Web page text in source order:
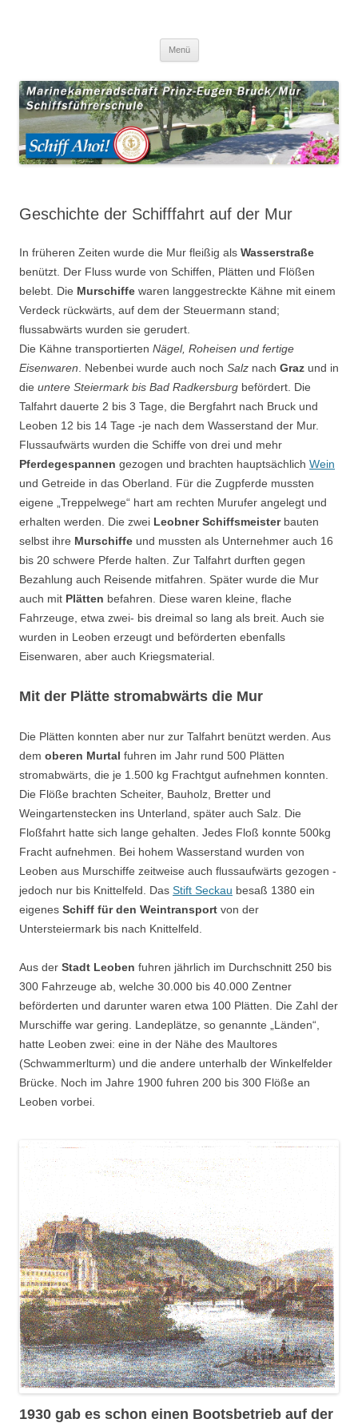
Menü
Geschichte der Schifffahrt auf der Mur
In früheren Zeiten wurde die Mur fleißig als Wasserstraße
benützt. Der Fluss wurde von Schiffen, Plätten und Flößen
belebt. Die Murschiffe waren langgestreckte Kähne mit einem
Verdeck rückwärts, auf dem der Steuermann stand;
flussabwärts wurden sie gerudert.
Die Kähne transportierten Nägel, Roheisen und fertige
Eisenwaren . Nebenbei wurde auch noch Salz nach Graz und in
die untere Steiermark bis Bad Radkersburg befördert. Die
Talfahrt dauerte 2 bis 3 Tage, die Bergfahrt nach Bruck und
Leoben 12 bis 14 Tage -je nach dem Wasserstand der Mur.
Flussaufwärts wurden die Schiffe von drei und mehr
Pferdegespannen gezogen und brachten hauptsächlich Wein
und Getreide in das Oberland. Für die Zugpferde mussten
eigene „Treppelwege“ hart am rechten Murufer angelegt und
erhalten werden. Die zwei Leobner Schiffsmeisterbauten
selbst ihre Murschiffe und mussten als Unternehmer auch 16
bis 20 schwere Pferde halten. Zur Talfahrt durften gegen
Bezahlung auch Reisende mitfahren. Später wurde die Mur
auch mit Plätten befahren. Diese waren kleine, flache
Fahrzeuge, etwa zwei- bis dreimal so lang als breit. Auch sie
wurden in Leoben erzeugt und beförderten ebenfalls
Eisenwaren, aber auch Kriegsmaterial.
Mit der Plätte stromabwärts die Mur
Die Plätten konnten aber nur zur Talfahrt benützt werden. Aus
dem oberen Murtal fuhren im Jahr rund 500 Plätten
stromabwärts, die je 1.500 kg Frachtgut aufnehmen konnten.
Die Flöße brachten Scheiter, Bauholz, Bretter und
Weingartenstecken ins Unterland, später auch Salz. Die
Floßfahrt hatte sich lange gehalten. Jedes Floß konnte 500kg
Fracht aufnehmen. Bei hohem Wasserstand wurden von
Leoben aus Murschiffe zeitweise auch flussaufwärts gezogen -
jedoch nur bis Knittelfeld. Das Stift Seckau besaß 1380 ein
eigenes Schiff für den Weintransport von der
Untersteiermark bis nach Knittelfeld.
Aus der Stadt Leoben fuhren jährlich im Durchschnitt 250 bis
300 Fahrzeuge ab, welche 30.000 bis 40.000 Zentner
beförderten und darunter waren etwa 100 Plätten. Die Zahl der
Murschiffe war gering. Landeplätze, so genannte „Länden“,
hatte Leoben zwei: eine in der Nähe des Maultores
(Schwammerlturm) und die andere unterhalb der Winkelfelder
Brücke. Noch im Jahre 1900 fuhren 200 bis 300 Flöße an
Leoben vorbei.
1930 gab es schon einen Bootsbetrieb auf der